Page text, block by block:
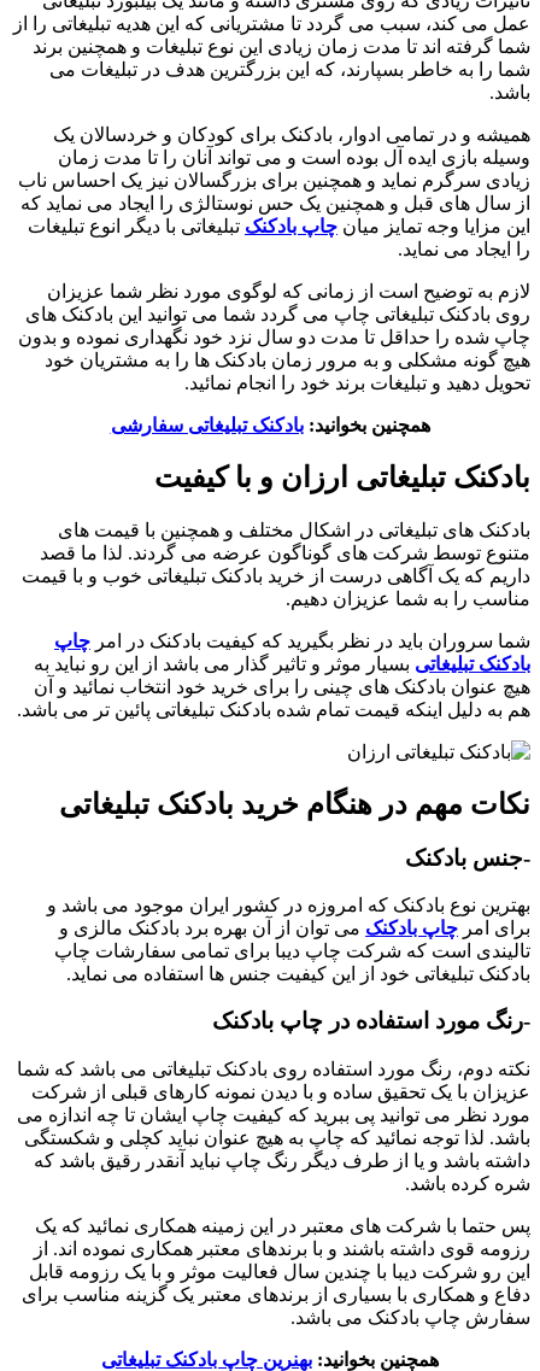
عمل می کند، سبب می گردد تا مشتریانی که این هدیه تبلیغاتی را از
شما گرفته اند تا مدت زمان زیادی این نوع تبلیغات و همچنین برند
شما را به خاطر بسپارند، که این بزرگترین هدف در تبلیغات می
باشد.
همیشه و در تمامی ادوار، بادکنک برای کودکان و خردسالان یک
وسیله بازی ایده آل بوده است و می تواند آنان را تا مدت زمان
زیادی سرگرم نماید و همچنین برای بزرگسالان نیز یک احساس ناب
از سال های قبل و همچنین یک حس نوستالژی را ایجاد می نماید که
این مزایا وجه تمایز میان چاپ بادکنک تبلیغاتی با دیگر انوع تبلیغات
را ایجاد می نماید.
لازم به توضیح است از زمانی که لوگوی مورد نظر شما عزیزان
روی بادکنک تبلیغاتی چاپ می گردد شما می توانید این بادکنک های
چاپ شده را حداقل تا مدت دو سال نزد خود نگهداری نموده و بدون
هیچ گونه مشکلی و به مرور زمان بادکنک ها را به مشتریان خود
تحویل دهید و تبلیغات برند خود را انجام نمائید.
همچنین بخوانید:بادکنک تبلیغاتی سفارشی
بادکنک تبلیغاتی ارزان و با کیفیت
بادکنک های تبلیغاتی در اشکال مختلف و همچنین با قیمت های
متنوع توسط شرکت های گوناگون عرضه می گردند. لذا ما قصد
داریم که یک آگاهی درست از خرید بادکنک تبلیغاتی خوب و با قیمت
مناسب را به شما عزیزان دهیم.
شما سروران باید در نظر بگیرید که کیفیت بادکنک در امر چاپ
بادکنک تبلیغاتی بسیار موثر و تاثیر گذار می باشد از این رو نباید به
هیچ عنوان بادکنک های چینی را برای خرید خود انتخاب نمائید و آن
هم به دلیل اینکه قیمت تمام شده بادکنک تبلیغاتی پائین تر می باشد.
نکات مهم در هنگام خرید بادکنک تبلیغاتی
-جنس بادکنک
بهترین نوع بادکنک که امروزه در کشور ایران موجود می باشد و
برای امر چاپ بادکنک می توان از آن بهره برد بادکنک مالزی و
تالیندی است که شرکت چاپ دیبا برای تمامی سفارشات چاپ
بادکنک تبلیغاتی خود از این کیفیت جنس ها استفاده می نماید.
-رنگ مورد استفاده در چاپ بادکنک
نکته دوم، رنگ مورد استفاده روی بادکنک تبلیغاتی می باشد که شما
عزیزان با یک تحقیق ساده و با دیدن نمونه کارهای قبلی از شرکت
مورد نظر می توانید پی ببرید که کیفیت چاپ ایشان تا چه اندازه می
باشد. لذا توجه نمائید که چاپ به هیچ عنوان نباید کچلی و شکستگی
داشته باشد و یا از طرف دیگر رنگ چاپ نباید آنقدر رقیق باشد که
شره کرده باشد.
پس حتما با شرکت های معتبر در این زمینه همکاری نمائید که یک
رزومه قوی داشته باشند و با برندهای معتبر همکاری نموده اند. از
این رو شرکت دیبا با چندین سال فعالیت موثر و با یک رزومه قابل
دفاع و همکاری با بسیاری از برندهای معتبر یک گزینه مناسب برای
سفارش چاپ بادکنک می باشد.
همچنین بخوانید: بهنرین چاپ بادکنک تبلیغاتی